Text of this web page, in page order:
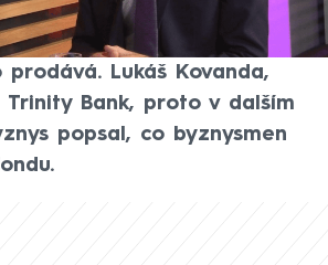
investičního světa. Na
řeší všechno, co Buffett
prodává. Lukáš Kovanda,
Trinity Bank, proto v dalším
popsal, co byznysmen